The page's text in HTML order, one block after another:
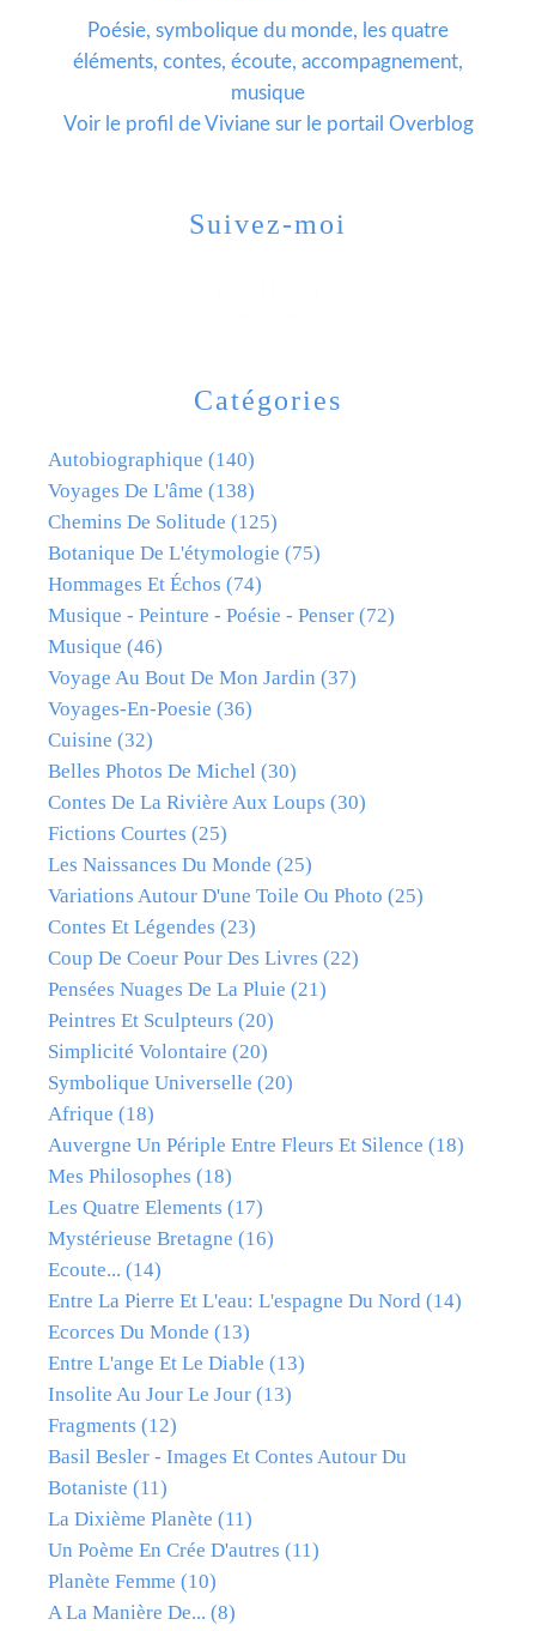
Catégories
Autobiographique (140)
Voyages De L'âme (138)
Chemins De Solitude (125)
Botanique De L'étymologie (75)
Hommages Et Échos (74)
Musique - Peinture - Poésie - Penser (72)
Musique (46)
Voyage Au Bout De Mon Jardin (37)
Voyages-En-Poesie (36)
Cuisine (32)
Belles Photos De Michel (30)
Contes De La Rivière Aux Loups (30)
Fictions Courtes (25)
Les Naissances Du Monde (25)
Variations Autour D'une Toile Ou Photo (25)
Contes Et Légendes (23)
Coup De Coeur Pour Des Livres (22)
Pensées Nuages De La Pluie (21)
Peintres Et Sculpteurs (20)
Simplicité Volontaire (20)
Symbolique Universelle (20)
Afrique (18)
Auvergne Un Périple Entre Fleurs Et Silence (18)
Mes Philosophes (18)
Les Quatre Elements (17)
Mystérieuse Bretagne (16)
Ecoute... (14)
Entre La Pierre Et L'eau: L'espagne Du Nord (14)
Ecorces Du Monde (13)
Entre L'ange Et Le Diable (13)
Insolite Au Jour Le Jour (13)
Fragments (12)
Basil Besler - Images Et Contes Autour Du
Botaniste (11)
La Dixième Planète (11)
Un Poème En Crée D'autres (11)
Planète Femme (10)
A La Manière De... (8)
Poésie, symbolique du monde, les quatre
éléments, contes, écoute, accompagnement,
musique
Voir le profil deVivianesur le portail Overblog
Suivez-moi